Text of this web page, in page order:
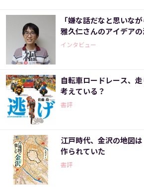
「嫌な話だなと思いな
雅久仁さんのアイデア
インタビュー
自転車ロードレース、
考えている？
書評
江戸時代、金沢の地図
作られていた
書評